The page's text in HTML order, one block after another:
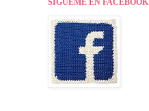
SÍGUEME EN FACEBOOK